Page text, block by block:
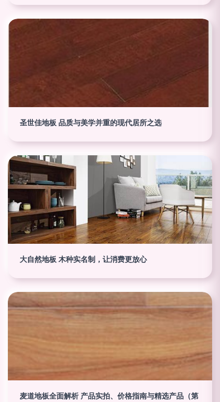
圣世佳地板 品质与美学并重的现代居所之选
大自然地板 木种实名制，让消费更放心
麦道地板全面解析 产品实拍、价格指南与精选产品（第